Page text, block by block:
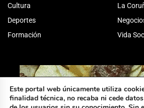
Cultura
Deportes
Formación
La
Vida
Este portal web únicamente utiliza
finalidad técnica, no recaba ni cede